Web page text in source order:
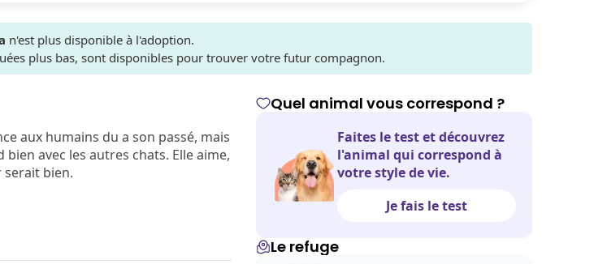
n'est plus disponible à l'adoption.
plus bas, sont disponibles pour trouver votre futur compagnon.
aux humains du a son passé, mais
avec les autres chats. Elle aime,
serait bien.
Quel animal vous correspond ?
Faites le test et découvrez
l'animal qui correspond à
votre style de vie.
Je fais le test
Le refuge